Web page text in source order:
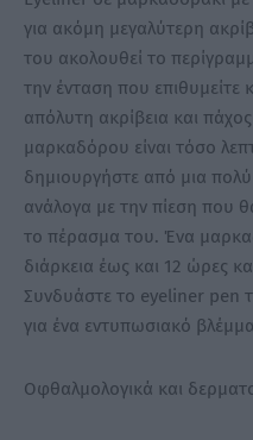
για ακόμη μεγαλύτερη
του ακολουθεί το
την ένταση που
απόλυτη ακρίβεια και
μαρκαδόρου είναι τόσο
δημιουργήστε από μια
ανάλογα με την πίεση που
το πέρασμα του. Ένα
διάρκεια έως και 12 ώρες
Συνδυάστε το eyeliner pen
για ένα εντυπωσιακό
Οφθαλμολογικά και